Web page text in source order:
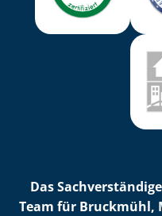
Das
Team für Bruckmühl,